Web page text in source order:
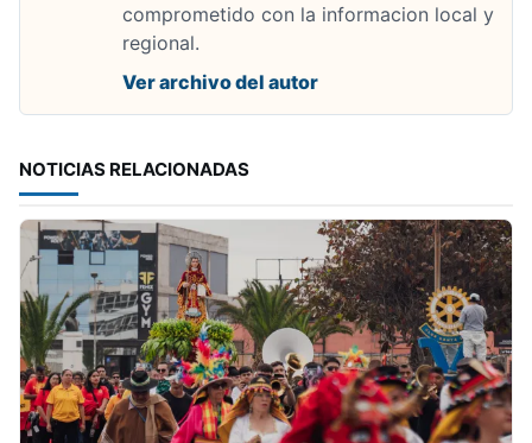
comprometido con la informacion local y
regional.
Ver archivo del autor
NOTICIAS RELACIONADAS